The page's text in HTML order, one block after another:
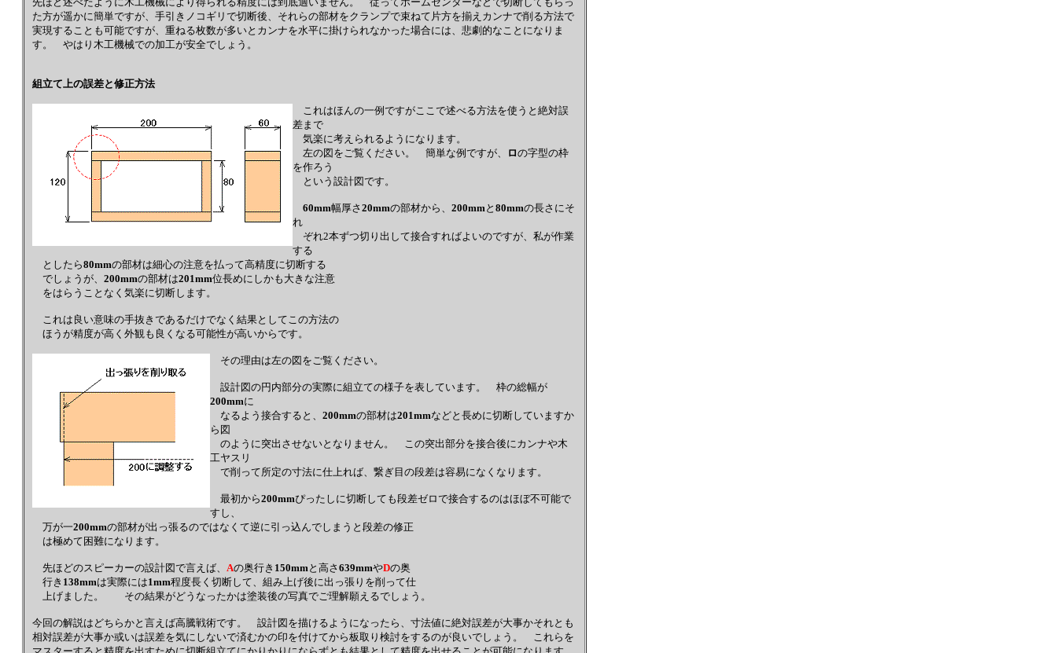
た方が遥かに簡単ですが、手引きノコギリで切断後、それらの部材をクランプで束ねて片方を揃えカンナで削る方法で
実現することも可能ですが、重ねる枚数が多いとカンナを水平に掛けられなかった場合には、悲劇的なことになりま
す。 やはり木工機械での加工が安全でしょう。
組立て上の誤差と修正方法
これはほんの一例ですがここで述べる方法を使うと絶対誤
差まで
気楽に考えられるようになります。
左の図をご覧ください。 簡単な例ですが、
ロの字型の枠
を作ろう
という設計図です。
60mm幅厚さ 20mmの部材から、 200mmと 80mmの長さにそ
れ
ぞれ2本ずつ切り出して接合すればよいのですが、私が作業
する
としたら80mmの部材は細心の注意を払って高精度に切断する
でしょうが、 200mmの部材は201mm位長めにしかも大きな注意
をはらうことなく気楽に切断します。
これは良い意味の手抜きであるだけでなく結果としてこの方法の
ほうが精度が高く外観も良くなる可能性が高いからです。
その理由は左の図をご覧ください。
設計図の円内部分の実際に組立ての様子を表しています。 枠の総幅が
200mmに
なるよう接合すると、 200mmの部材は201mmなどと長めに切断していますか
ら図
のように突出させないとなりません。 この突出部分を接合後にカンナや木
工ヤスリ
で削って所定の寸法に仕上れば、繋ぎ目の段差は容易になくなります。
最初から200mmぴったしに切断しても段差ゼロで接合するのはほぼ不可能で
すし、
万が一200mmの部材が出っ張るのではなくて逆に引っ込んでしまうと段差の修正
は極めて困難になります。
先ほどのスピーカーの設計図で言えば、 Aの奥行き 150mmと高さ 639mmやDの奥
行き 138mmは実際には1mm程度長く切断して、組み上げ後に出っ張りを削って仕
上げました。 その結果がどうなったかは塗装後の写真でご理解願えるでしょう。
今回の解説はどちらかと言えば高騰戦術です。 設計図を描けるようになったら、寸法値に絶対誤差が大事かそれとも
相対誤差が大事か或いは誤差を気にしないで済むかの印を付けてから板取り検討をするのが良いでしょう。 これらを